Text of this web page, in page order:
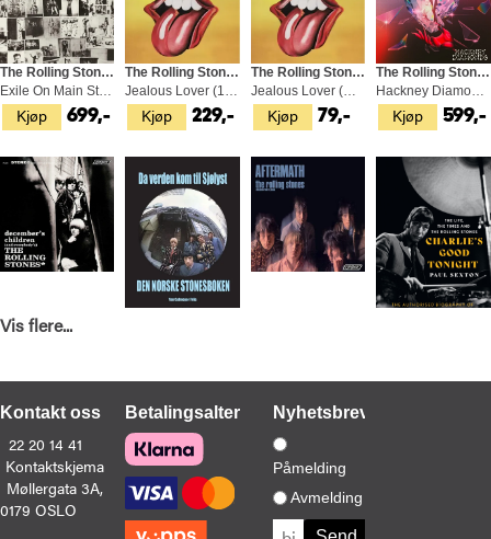
Kjøp
The Rolling Stones
Exile On Main St. - Half Speed (2LP)
699,- Kjøp
The Rolling Stones
Jealous Lover (10")
229,- Kjøp
The Rolling Stones
Jealous Lover (CDS)
79,- Kjøp
The Rolling Stones
Hackney Diamonds (LP)
599,-
Kjøp 429,- Kjøp 599,- Kjøp 479,- Kjøp 279,-
Vis flere...
Kontakt oss
22 20 14 41
Kontaktskjema
Møllergata 3A,
0179 OSLO
BetalingsalternativerNyhetsbrev
Påmelding
Avmelding